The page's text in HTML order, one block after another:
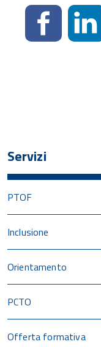
Servizi
PTOF
Inclusione
Orientamento
PCTO
Offerta formativa